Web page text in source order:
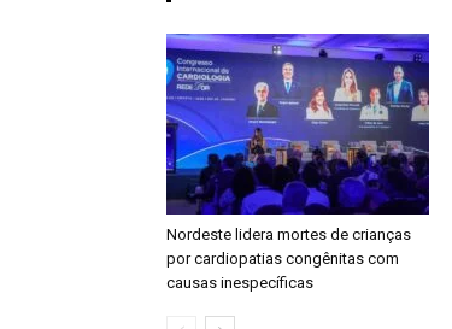
Nordeste lidera mortes de crianças
por cardiopatias congênitas com
causas inespecíficas